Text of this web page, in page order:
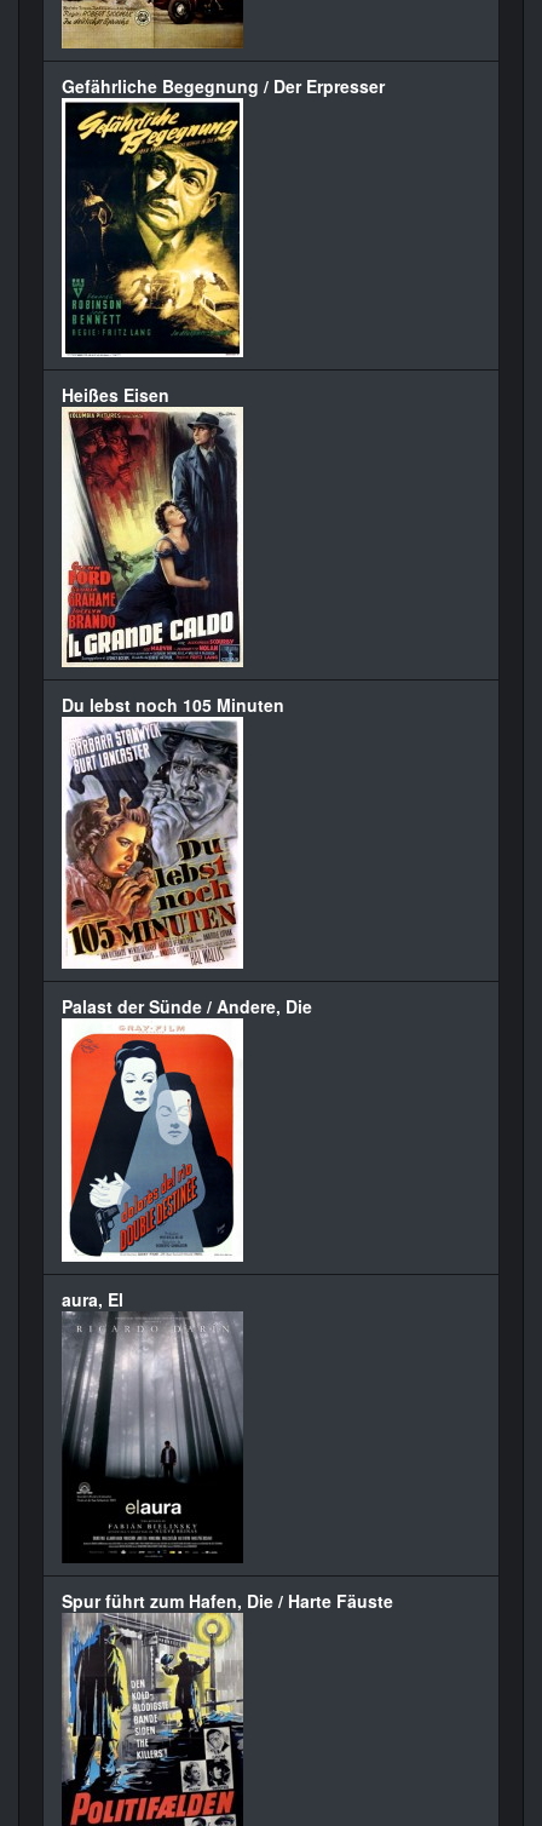
Gefährliche Begegnung / Der Erpresser
Heißes Eisen
Du lebst noch 105 Minuten
Palast der Sünde / Andere, Die
aura, El
Spur führt zum Hafen, Die / Harte Fäuste